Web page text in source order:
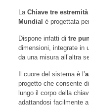
La Chiave tre
Mundial è progettata
Dispone infatti di tre
dimensioni, integrate in
da una misura all’altra
Il cuore del sistema è l’
progetto che consente
lungo il corpo della
adattandosi facilmente